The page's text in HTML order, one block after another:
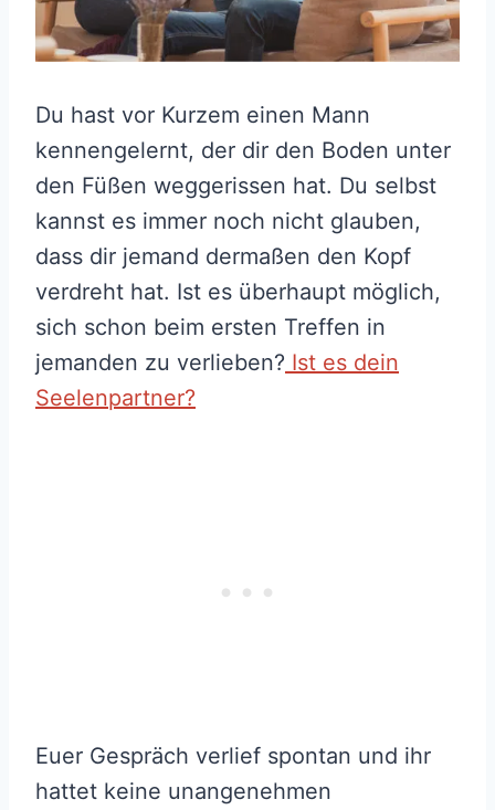
Du hast vor Kurzem einen Mann
kennengelernt, der dir den Boden unter
den Füßen weggerissen hat. Du selbst
kannst es immer noch nicht glauben,
dass dir jemand dermaßen den Kopf
verdreht hat. Ist es überhaupt möglich,
sich schon beim ersten Treffen in
jemanden zu verlieben? Ist es dein
Seelenpartner?
Euer Gespräch verlief spontan und ihr
hattet keine unangenehmen